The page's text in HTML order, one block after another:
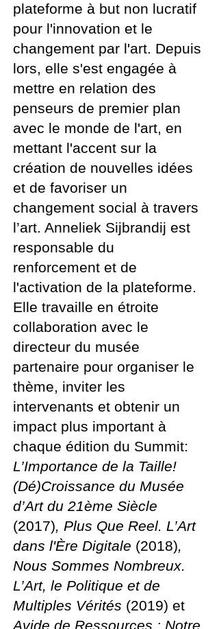
plateforme à but non lucratif
pour l'innovation et le
changement par l'art. Depuis
lors, elle s'est engagée à
mettre en relation des
penseurs de premier plan
avec le monde de l'art, en
mettant l'accent sur la
création de nouvelles idées
et de favoriser un
changement social à travers
l’art. Anneliek Sijbrandij est
responsable du
renforcement et de
l'activation de la plateforme.
Elle travaille en étroite
collaboration avec le
directeur du musée
partenaire pour organiser le
thème, inviter les
intervenants et obtenir un
impact plus important à
chaque édition du Summit:
L’Importance de la Taille!
(Dé)Croissance du Musée
d’Art du 21ème Siècle
(2017), Plus Que Reel. L’Art
dans l'Ère Digitale (2018),
Nous Sommes Nombreux.
L’Art, le Politique et de
Multiples Vérités (2019) et
Avide de Ressources : Notre